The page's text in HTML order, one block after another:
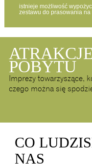
istnieje możliwość
zestawu do prasowania na
POBYTU
Imprezy towarzyszące,
czego można się
CO
NAS